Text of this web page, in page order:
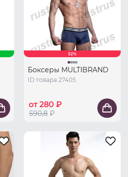
52%
Боксеры MULTIBRAND
ID товара 27405
от 280 ₽
590,8 ₽